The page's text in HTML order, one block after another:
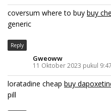
coversum where to buy buy
generic
Reply
Gweoww
11 Oktober 2023 pukul
loratadine cheap buy
pill